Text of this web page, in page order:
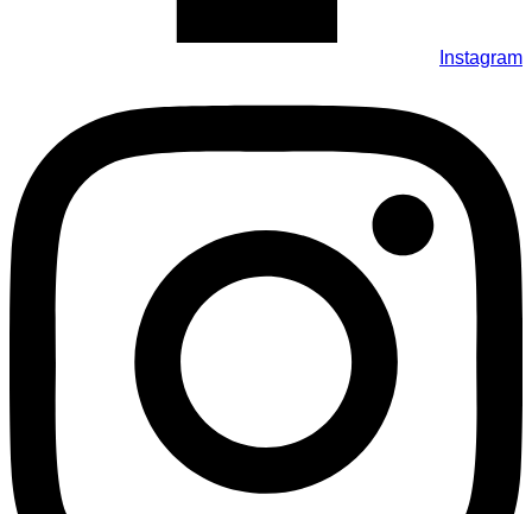
Instagram